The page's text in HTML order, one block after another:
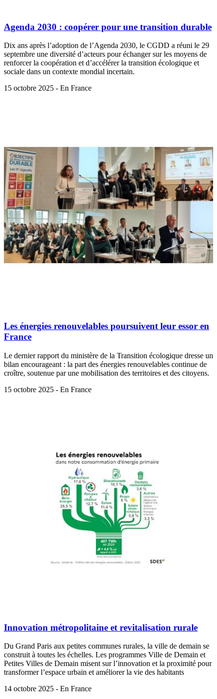
Agenda 2030 : coopérer pour une transition durable
Dix ans après l’adoption de l’Agenda 2030, le CGDD a réuni le 29
septembre une diversité d’acteurs pour échanger sur les moyens de
renforcer la coopération et d’accélérer la transition écologique et
sociale dans un contexte mondial incertain.
15 octobre 2025 - En France
Les énergies renouvelables poursuivent leur essor en
France
Le dernier rapport du ministère de la Transition écologique dresse un
bilan encourageant : la part des énergies renouvelables continue de
croître, soutenue par une mobilisation des territoires et des citoyens.
15 octobre 2025 - En France
Innovation métropolitaine et revitalisation rurale
Du Grand Paris aux petites communes rurales, la ville de demain se
construit à toutes les échelles. Les programmes Ville de Demain et
Petites Villes de Demain misent sur l’innovation et la proximité pour
transformer l’espace urbain et améliorer la vie des habitants
14 octobre 2025 - En France